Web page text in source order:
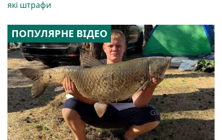
які штрафи
ПОПУЛЯРНЕ ВІДЕО